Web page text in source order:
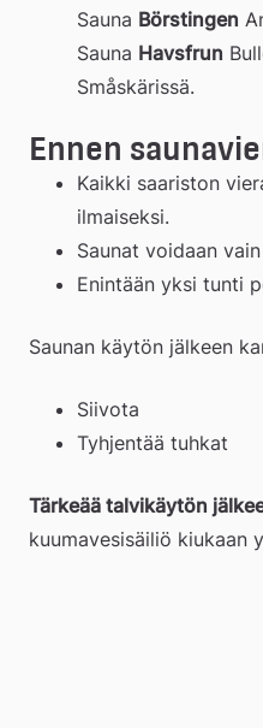
Sauna Börstingen
Sauna Havsfrun
Småskärissä.
Ennen
Kaikki saariston
ilmaiseksi.
Saunat voidaan
Enintään yksi tunti
Saunan käytön jälkeen
Siivota
Tyhjentää tuhkat
Tärkeää talvikäytön
kuumavesisäiliö kiukaan